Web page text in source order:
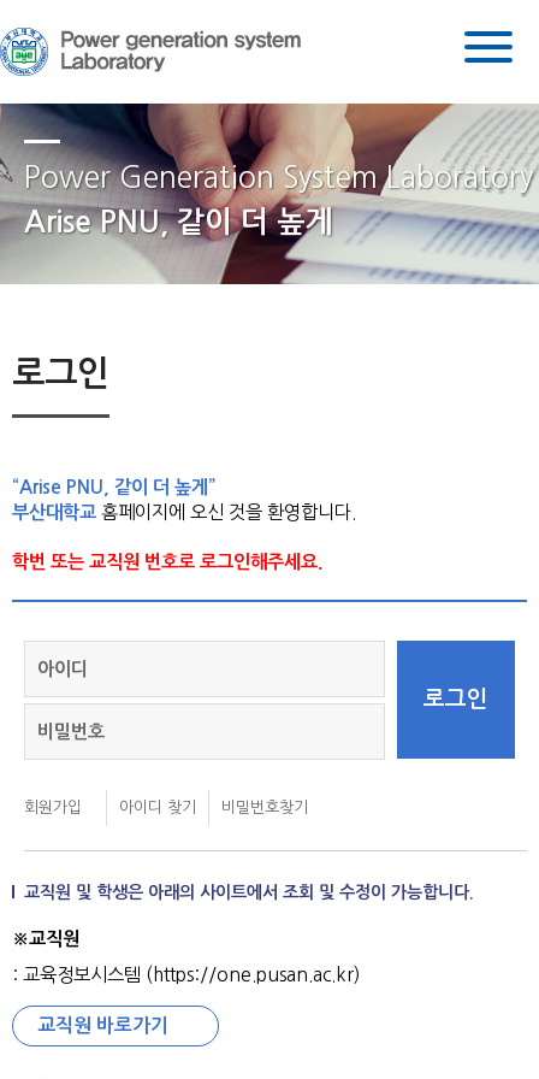
Power Generation System Laboratory
Arise PNU, 같이 더 높게
로그인
“Arise PNU, 같이 더 높게”
부산대학교 홈페이지에 오신 것을 환영합니다.
학번 또는 교직원 번호로 로그인해주세요.
교직원 및 학생은 아래의 사이트에서 조회 및 수정이 가능합니다.
※교직원
: 교육정보시스템 (https://one.pusan.ac.kr)
교직원 바로가기